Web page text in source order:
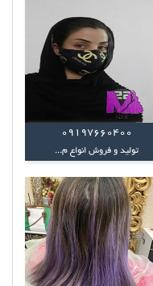
09197660400
تولید و فروش انواع م...